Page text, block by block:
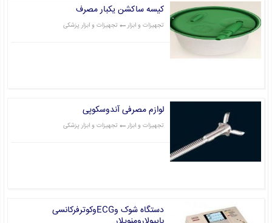
کیسه ساکشن یکبار مصرف
تجهیزات و ابزار تجهیزات و ابزار پزشکی
لوازم مصرفی آندوسکوپی
تجهیزات و ابزار تجهیزات و ابزار پزشکی
دستگاه شوک وECGوکوترفرکانسی